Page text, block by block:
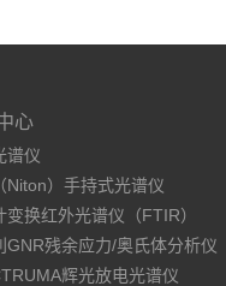
心
谱仪
Niton）手持式光谱仪
变换红外光谱仪（FTIR）
GNR残余应力/奥氏体分析仪
辉光放电光谱仪